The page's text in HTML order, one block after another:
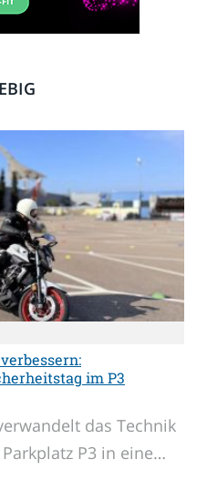
im P3
das Technik
P3 in eine…